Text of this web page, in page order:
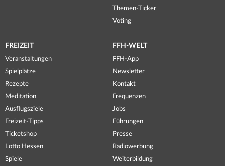
Themen-Ticker
Voting
FREIZEIT
Veranstaltungen
Spielplätze
Rezepte
Meditation
Ausflugsziele
Freizeit-Tipps
Ticketshop
Lotto Hessen
Spiele
FFH-WELT
FFH-App
Newsletter
Kontakt
Frequenzen
Jobs
Führungen
Presse
Radiowerbung
Weiterbildung